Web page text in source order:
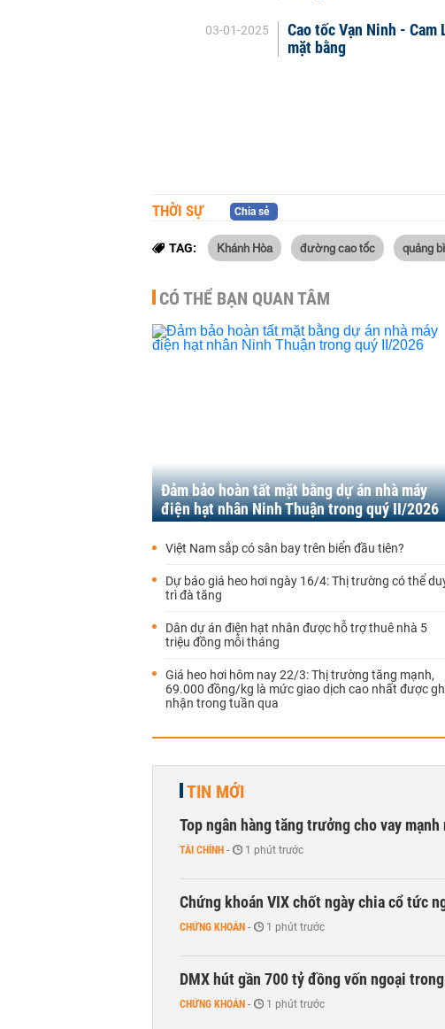
03-01-2025
Cao tốc Vạn Ninh -
mặt bằng
THỜI SỰ Chia sẻ
TAG: Khánh Hòa đường cao tốc quảng
CÓ THỂ BẠN QUAN TÂM
Đảm bảo hoàn tất mặt bằng dự án nhà máy
điện hạt nhân Ninh Thuận trong quý II/2026
Việt Nam sắp có sân bay trên biển đầu tiên?
Dự báo giá heo hơi ngày 16/4: Thị trường có thể
trì đà tăng
Dân dự án điện hạt nhân được hỗ trợ thuê nhà 5
triệu đồng mỗi tháng
Giá heo hơi hôm nay 22/3: Thị trường tăng mạnh,
69.000 đồng/kg là mức giao dịch cao nhất được
nhận trong tuần qua
TIN MỚI
Top ngân hàng tăng trưởng cho vay
TÀI CHÍNH - 1 phút trước
Chứng khoán VIX chốt ngày chia cổ tức
CHỨNG KHOÁN - 1 phút trước
DMX hút gần 700 tỷ đồng vốn ngoại
CHỨNG KHOÁN - 1 phút trước